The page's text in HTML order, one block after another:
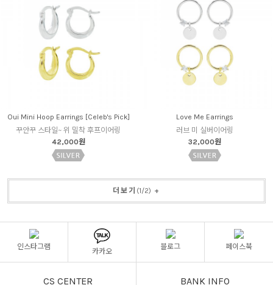
Oui Mini Hoop Earrings [Celeb's Pick]
꾸안꾸 스타일~ 위 밀착 후프이어링
42,000원
Love Me Earrings
러브 미 실버이어링
32,000원
더보기 (1/2) +
인스타그램
카카오
블로그 페이스북
CS CENTER BANK INFO